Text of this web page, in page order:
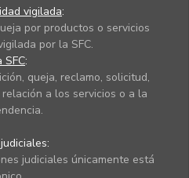
vigilada:
por productos o servicios
por la SFC.
SFC:
queja, reclamo, solicitud,
a los servicios o a la
judiciales únicamente está